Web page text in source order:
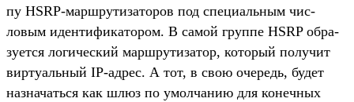
пу HSRP-мар­шру­тиза­торов под спе­циаль­ным чис­
ловым иден­тифика­тором. В самой груп­пе HSRP обра­
зует­ся логичес­кий мар­шру­тиза­тор, который получит
вир­туаль­ный IP-адрес. А тот, в свою оче­редь, будет
наз­начать­ся как шлюз по умол­чанию для конеч­ных